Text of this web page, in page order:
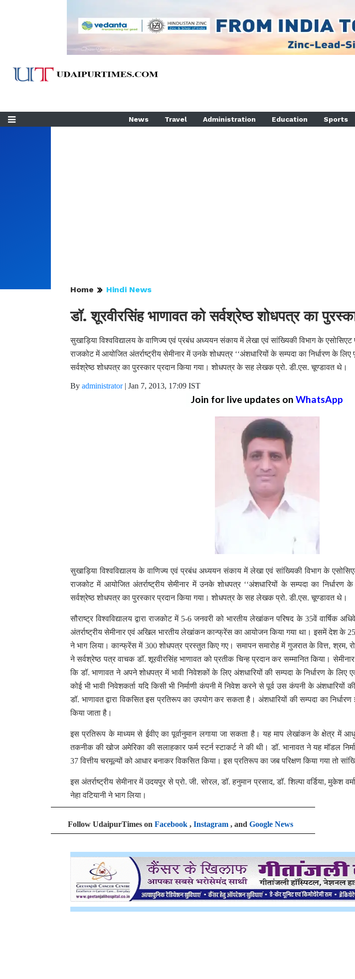
News Travel Administration Education Sports
Home Hindi News
डॉ. शूरवीरसिंह भाणावत को सर्वश्रेष्ठ शोधपत्र का
सुखाड़िया विश्वविद्यालय के वाणिज्य एवं प्रबंध अध्ययन संकाय में लेखा एवं सांख्यिकी विभाग के एसोसिएट
राजकोट में आयोजित अंतर्राष्ट्रीय सेमीनार में उनके शोधपत्र ‘‘अंशधारियों के सम्पदा का निर्धारण के लिए
सर्वश्रेष्ठ शोधपत्र का पुरस्कार प्रदान किया गया। शोधपत्र के सह लेखक प्रो. डी.एस. चूण्डावत थे।
By administrator| Jan 7, 2013, 17:09 IST
Join for live updates on WhatsApp
सुखाड़िया विश्वविद्यालय के वाणिज्य एवं प्रबंध अध्ययन संकाय में लेखा एवं सांख्यिकी विभाग के
राजकोट में आयोजित अंतर्राष्ट्रीय सेमीनार में उनके शोधपत्र ‘‘अंशधारियों के सम्पदा का निर्धारण
सर्वश्रेष्ठ शोधपत्र का पुरस्कार प्रदान किया गया। शोधपत्र के सह लेखक प्रो. डी.एस. चूण्डावत थे।
सौराष्ट्र विश्वविद्यालय द्वारा राजकोट में 5-6 जनवरी को भारतीय लेखांकन परिषद के 35वें वार्षिक
अंतर्राष्ट्रीय सेमीनार एवं अखिल भारतीय लेखांकन कान्फ्रेंस का आयोजन किया गया था। इसमें देश के 25
ने भाग लिया। कान्फ्रेंस में 300 शोधपत्र प्रस्तुत किए गए। समापन समारोह में गुजरात के वित्त, श्रम,
ने सर्वश्रेष्ठ पत्र वाचक डॉ. शूरवीरसिंह भाणावत को प्रतीक चिन्ह प्रदान कर सम्मानित किया।
कि डॉ. भाणावत ने अपने शोधपत्र में भावी निवेशकों के लिए अंशधारियों की सम्पदा के निर्धारण के लिए
कोई भी भावी निवेशकर्ता यदि किसी भी निर्माणी कंपनी में निवेश करने से पूर्व उस कंपनी के अंशधारियों
डॉ. भाणावत द्वारा विकसित इस प्रतिरूप का उपयोग कर सकता है। अंशधारियों की सम्पदा का
किया जाता है।
इस प्रतिरूप के माध्यम से ईवीए का पूर्वानुमान लगाया जा सकता है। यह माप लेखांकन के क्षेत्र में
तकनीक की खोज अमेरिका की सलाहकार फर्म स्टर्न स्टाकर्ट ने की थी। डॉ. भानावत ने यह मॉडल
37 वित्तीय चरमूल्यों को आधार बनाकर विकसित किया। इस प्रतिरूप का जब परिक्षण किया गया तो
इस अंतर्राष्ट्रीय सेमीनार में उदयपुर से प्रो. जी. सोरल, डॉ. हनुमान प्रसाद, डॉ. शिल्पा वर्डिया, मुकेश
नेहा वटियानी ने भाग लिया।
Follow UdaipurTimes on Facebook , Instagram , and Google News